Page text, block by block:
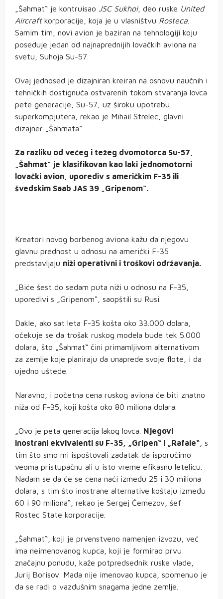
„Šahmat“ je kontruisao JSC Sukhoi, deo ruske United
Aircraftkorporacije, koja je u vlasništvu Rosteca
Samim tim, novi avion je baziran na tehnologiji koju
poseduje jedan od najnaprednijih lovačkih aviona na
svetu, Suhoja Su-57.
Ovaj jednosed je dizajniran kreiran na osnovu naučnih i
tehničkih dostignuća ostvarenih tokom stvaranja lovca
pete generacije, Su-57, uz široku upotrebu
superkompjutera, rekao je Mihail Strelec, glavni
dizajner „Šahmata“.
Za razliku od većeg i težeg dvomotorca Su-57,
„Šahmat“ je klasifikovan kao laki jednomotorni
lovački avion, uporediv s američkim F-35 ili
švedskim Saab JAS 39 „Gripenom“.
Kreatori novog borbenog aviona kažu da njegovu
glavnu prednost u odnosu na američki F-35
predstavljaju niži operativni i troškovi održavanja.
„Biće šest do sedam puta niži u odnosu na F-35,
uporedivi s „Gripenom“, saopštili su Rusi.
Dakle, ako sat leta F-35 košta oko 33.000 dolara,
očekuje se da trošak ruskog modela bude tek 5.000
dolara, što „Šahmat“ čini primamljivom alternativom
za zemlje koje planiraju da unaprede svoje flote, i da
ujedno uštede.
Naravno, i početna cena ruskog aviona će biti znatno
niža od F-35, koji košta oko 80 miliona dolara.
„Ovo je peta generacija lakog lovca. Njegovi
inostrani ekvivalenti su F-35, „Gripen“ i „Rafale“ , s
tim što smo mi ispoštovali zadatak da isporučimo
veoma pristupačnu ali u isto vreme efikasnu letelicu.
Nadam se da će se cena naći između 25 i 30 miliona
dolara, s tim što inostrane alternative koštaju između
60 i 90 miliona“, rekao je Sergej Čemezov, šef
Rostec State korporacije.
„Šahmat“, koji je prvenstveno namenjen izvozu, već
ima neimenovanog kupca, koji je formirao prvu
značajnu ponudu, kaže potpredsednik ruske vlade,
Jurij Borisov. Mada nije imenovao kupca, spomenuo je
da se radi o vazdušnim snagama jedne zemlje.